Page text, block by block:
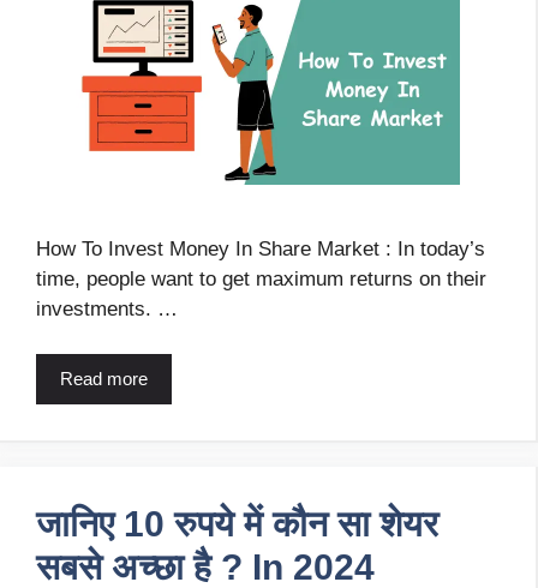
How To Invest Money In Share Market : In today’s
time, people want to get maximum returns on their
investments. …
Read more
जानिए 10 रुपये में कौन सा शेयर
सबसे अच्छा है ? In 2024